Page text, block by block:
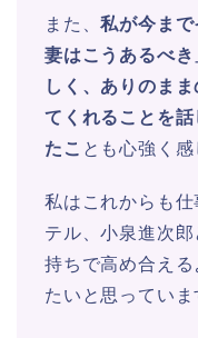
また、私が今ま
妻はこうあるべ
しく、ありのま
てくれることを
たこ とも心強く感
私はこれからも
テル、小泉進次
持ちで高め合え
たいと思っていま